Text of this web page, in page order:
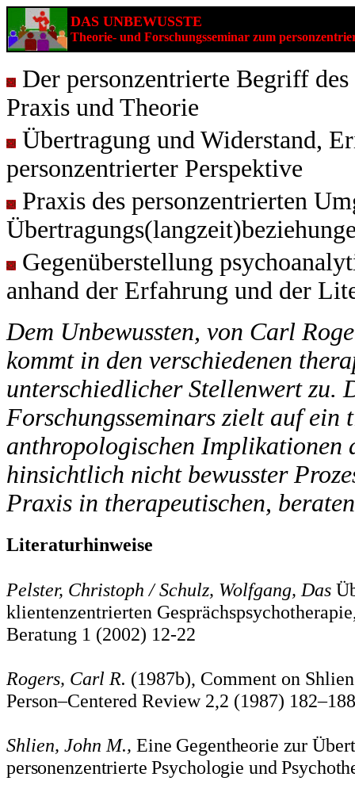
DAS UNBEWUSSTE
Theorie- und Forschungsseminar zum
Der personzentrierte Begriff
Praxis und Theorie
Übertragung und Widerstand,
personzentrierter Perspektive
Praxis des personzentrierten
Gegenüberstellung
anhand der Erfahrung und der
Dem Unbewussten, von Carl
kommt in den verschiedenen
unterschiedlicher Stellenwert zu.
Forschungsseminars zielt auf ein
anthropologischen Implikationen
hinsichtlich nicht bewusster
Praxis in therapeutischen,
Literaturhinweise
Pelster, Christoph / Schulz, Wolfgang, Das
klientenzentrierten
Beratung 1 (2002) 12-22
Rogers, Carl R. (1987b), Comment on
Person–Centered Review 2,2 (1987) 182–188
Shlien, John M., Eine Gegentheorie zur
personenzentrierte Psychologie und